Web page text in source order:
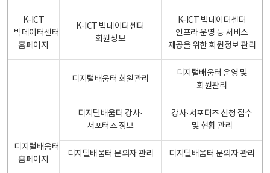
K-ICT
빅데이터센터
홈페이지
K-ICT 빅데이터센터
회원정보
K-ICT 빅데이터센터
인프라 운영 등 서비스
제공을 위한 회원정보 관리
디지털배움터
홈페이지
디지털배움터 회원관리
디지털배움터 운영 및
회원관리
디지털배움터 강사·
서포터즈 정보
강사·서포터즈 신청 접수
및 현황 관리
디지털배움터 문의자 관리 디지털배움터 문의자 관리